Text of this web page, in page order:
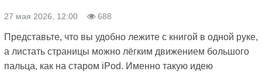
27 мая 2026, 12:00 688
Представьте, что вы удобно лежите с книгой в одной руке,
а листать страницы можно лёгким движением большого
пальца, как на старом iPod. Именно такую идею